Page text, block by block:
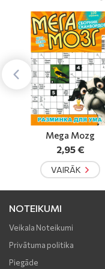
Mega Mozg
VAIRĀK
NOTEIKUMI
Veikala Noteikumi
Privātuma politika
Piegāde